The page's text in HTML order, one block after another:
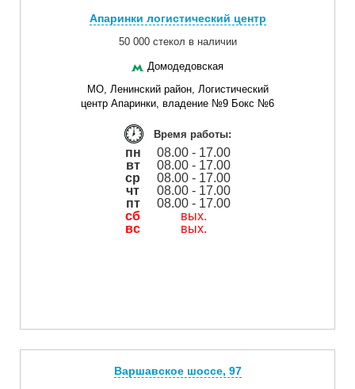
Апаринки логистический центр
50 000 стекол в наличии
Домодедовская
МО, Ленинский район, Логистический
центр Апаринки, владение №9 Бокс №6
Время работы:
пн
08.00 - 17.00
вт
08.00 - 17.00
ср
08.00 - 17.00
чт
08.00 - 17.00
пт
08.00 - 17.00
сб
вых.
вс
вых.
Варшавское шоссе, 97